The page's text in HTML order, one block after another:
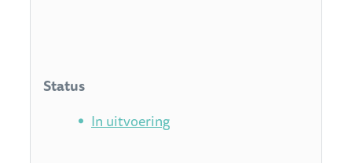
Status
In uitvoering